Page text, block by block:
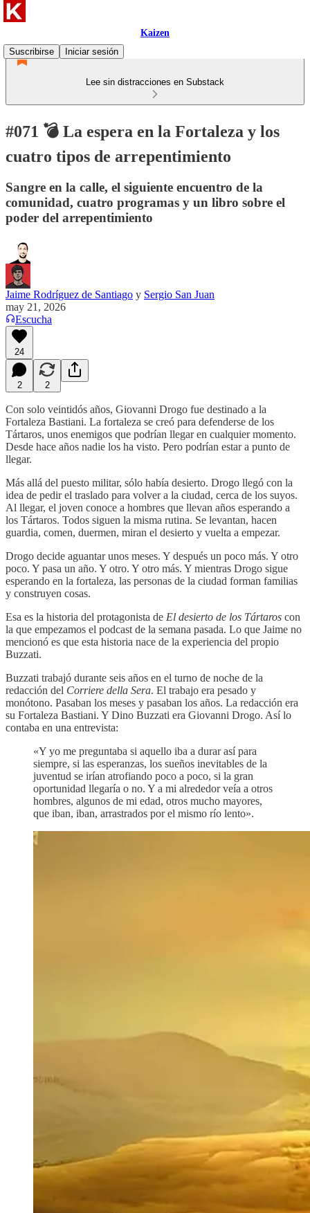
Kaizen
Suscribirse
Iniciar sesión
Lee sin distracciones en Substack
#071 💣 La espera en la Fortaleza y los
cuatro tipos de arrepentimiento
Sangre en la calle, el siguiente encuentro de la
comunidad, cuatro programas y un libro sobre el
poder del arrepentimiento
Jaime Rodríguez de Santiago y Sergio San Juan
may 21, 2026
Escucha
24
2 2
Con solo veintidós años, Giovanni Drogo fue destinado a la
Fortaleza Bastiani. La fortaleza se creó para defenderse de los
Tártaros, unos enemigos que podrían llegar en cualquier momento.
Desde hace años nadie los ha visto. Pero podrían estar a punto de
llegar.
Más allá del puesto militar, sólo había desierto. Drogo llegó con la
idea de pedir el traslado para volver a la ciudad, cerca de los suyos.
Al llegar, el joven conoce a hombres que llevan años esperando a
los Tártaros. Todos siguen la misma rutina. Se levantan, hacen
guardia, comen, duermen, miran el desierto y vuelta a empezar.
Drogo decide aguantar unos meses. Y después un poco más. Y otro
poco. Y pasa un año. Y otro. Y otro más. Y mientras Drogo sigue
esperando en la fortaleza, las personas de la ciudad forman familias
y construyen cosas.
Esa es la historia del protagonista de El desierto de los Tártaros con
la que empezamos el podcast de la semana pasada. Lo que Jaime no
mencionó es que esta historia nace de la experiencia del propio
Buzzati.
Buzzati trabajó durante seis años en el turno de noche de la
redacción del Corriere della Sera. El trabajo era pesado y
monótono. Pasaban los meses y pasaban los años. La redacción era
su Fortaleza Bastiani. Y Dino Buzzati era Giovanni Drogo. Así lo
contaba en una entrevista:
«Y yo me preguntaba si aquello iba a durar así para
siempre, si las esperanzas, los sueños inevitables de la
juventud se irían atrofiando poco a poco, si la gran
oportunidad llegaría o no. Y a mi alrededor veía a otros
hombres, algunos de mi edad, otros mucho mayores,
que iban, iban, arrastrados por el mismo río lento».